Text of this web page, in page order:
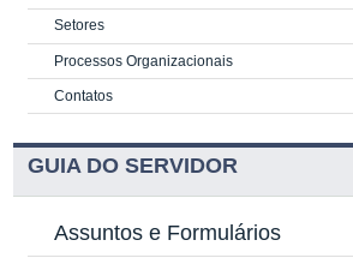
Setores
Processos Organizacionais
Contatos
GUIA DO SERVIDOR
Assuntos e Formulários